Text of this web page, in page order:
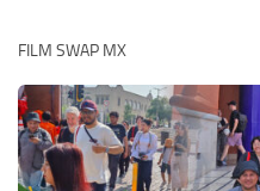
FILM SWAP MX